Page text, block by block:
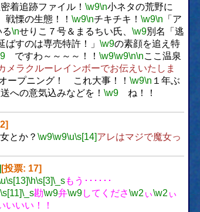
着追跡ファイル！ \w9\n小ネタの荒野に
慄の生態！！ \w9\nチキチキ！ \w9\n 「ア
\nせりこ７号＆まるちい氏、 \w9別名「逃
ばすのは専売特許！」 \w9の素顔を追え特
ですわ～～～～！！ \w9\w9\n\nここ温泉
メラクルーレインボーでお伝えいたしま
プニング！ これ大事！！ \w9\n １年ぶ
への意気込みなどを！ \w9ね！！
とか？ \w9\w9\u\s[14]アレはマジで魔女っ
[投票: 17]
\s[13]\h\s[3]\_sもう･･････
\s[11]\_s勘\w9弁\w9してくださ\w2 ぃ\w2 ぃ
いいい！！